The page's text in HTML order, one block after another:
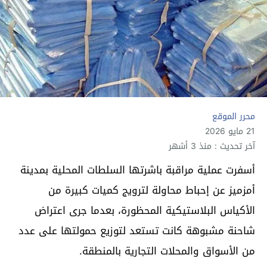
محرر الموقع
21 مايو 2026
آخر تحديث : منذ 3 أشهر
أسفرت عملية مراقبة باشرتها السلطات المحلية بمدينة
أمزميزعن إحباط محاولة لترويج كميات كبيرة من
الأكياس البلاستيكية المحظورة، بعدما جرى اعتراض
شاحنة مشبوهة كانت تستعد لتوزيع حمولتها على عدد
من الأسواق والمحلات التجارية بالمنطقة.